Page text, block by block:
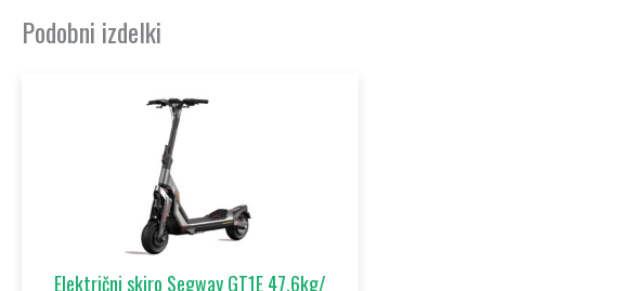
Podobni izdelki
Električni skiro Segway GT1E 47,6kg/